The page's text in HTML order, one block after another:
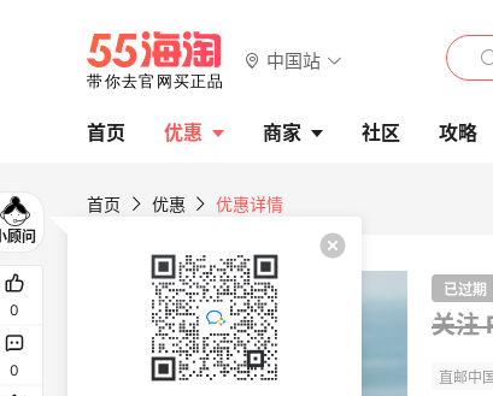
中国站
首页 优惠 商家 社区 攻略
首页 优惠 优惠详情
已过期
关注
0
0